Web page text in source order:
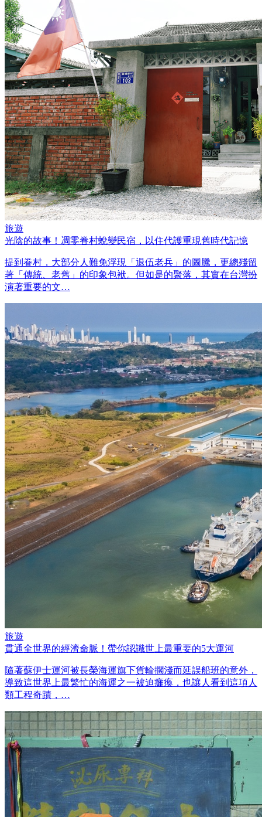
旅遊
光陰的故事！凋零眷村蛻變民宿，以住代護重現舊時代記憶
提到眷村，大部分人難免浮現「退伍老兵」的圖騰，更總殘留
著「傳統、老舊」的印象包袱。但如是的聚落，其實在台灣扮
演著重要的文…
旅遊
貫通全世界的經濟命脈！帶你認識世上最重要的5大運河
隨著蘇伊士運河被長榮海運旗下貨輪擱淺而延誤船班的意外，
導致這世界上最繁忙的海運之一被迫癱瘓，也讓人看到這項人
類工程奇蹟，…